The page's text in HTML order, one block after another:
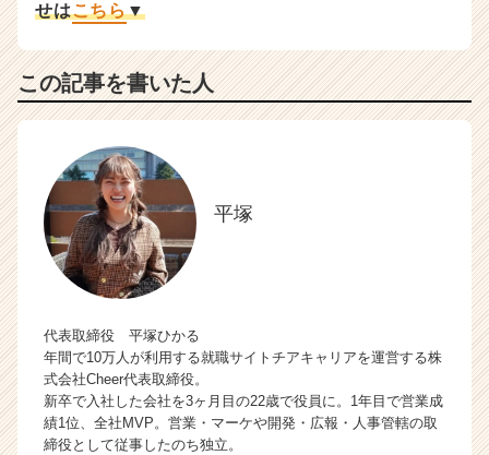
せはこちら▼
この記事を書いた人
平塚
代表取締役 平塚ひかる
年間で10万人が利用する就職サイトチアキャリアを運営する株
式会社Cheer代表取締役。
新卒で入社した会社を3ヶ月目の22歳で役員に。1年目で営業成
績1位、全社MVP。営業・マーケや開発・広報・人事管轄の取
締役として従事したのち独立。